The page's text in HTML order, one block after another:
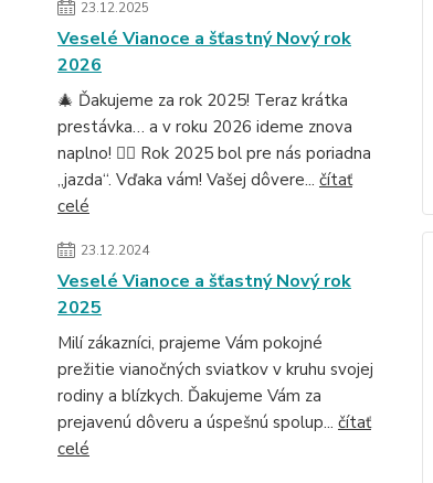
23.12.2025
Veselé Vianoce a šťastný Nový rok
2026
🎄 Ďakujeme za rok 2025! Teraz krátka
prestávka… a v roku 2026 ideme znova
naplno! 🚴‍♂️ Rok 2025 bol pre nás poriadna
„jazda“. Vďaka vám! Vašej dôvere... čítať
celé
23.12.2024
Veselé Vianoce a šťastný Nový rok
2025
Milí zákazníci, prajeme Vám pokojné
prežitie vianočných sviatkov v kruhu svojej
rodiny a blízkych. Ďakujeme Vám za
prejavenú dôveru a úspešnú spolup... čítať
celé